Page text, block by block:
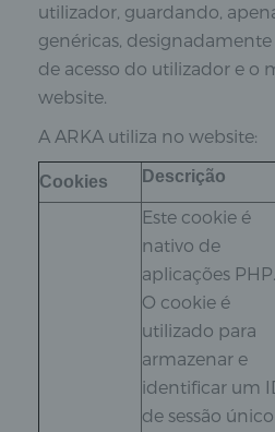
utilizador, guardando,
genéricas,
de acesso do utilizador e o
website.
A ARKA utiliza no website:
Cookies Descrição
Este cookie é
nativo de
aplicações PHP.
O cookie é
utilizado para
armazenar e
identificar um
de sessão único